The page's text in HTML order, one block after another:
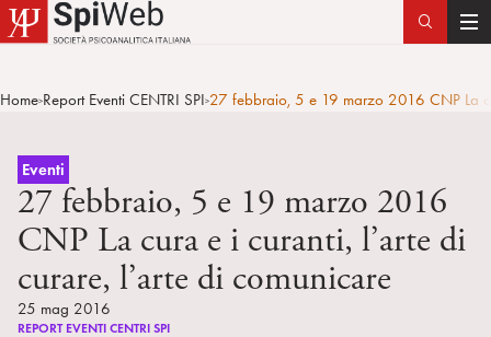
T
g
Home>Report Eventi CENTRI SPI>27 febbraio, 5 e 19 marzo 2016 CNP La
Eventi
27 febbraio, 5 e 19 marzo 2016
CNP La cura e i curanti, l’arte di
curare, l’arte di comunicare
25 mag 2016
REPORT EVENTI CENTRI SPI